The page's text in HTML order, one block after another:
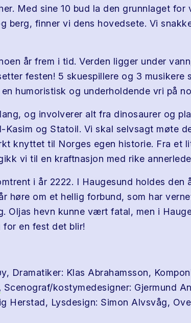
Med sine 10 bud la den grunnlaget for
berg, finner vi dens hovedsete. Vi
år frem i tid. Verden ligger under
festen! 5 skuespillere og 3 musikere
humoristisk og underholdende vri på
og involverer alt fra dinosaurer og
Kasim og Statoil. Vi skal selvsagt møte
knyttet til Norges egen historie. Fra et
vi til en kraftnasjon med rike
i år 2222. I Haugesund holdes den
høre om et hellig forbund, som har
Oljas hevn kunne vært fatal, men i
for en fest det blir!
Dramatiker: Klas Abrahamsson,
Scenograf/kostymedesigner: Gjermund
Herstad, Lysdesign: Simon Alvsvåg,